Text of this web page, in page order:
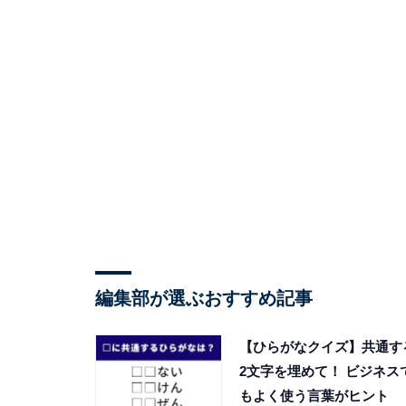
編集部が選ぶおすすめ記事
【ひらがなクイズ】共通す
2文字を埋めて！ ビジネス
もよく使う言葉がヒント